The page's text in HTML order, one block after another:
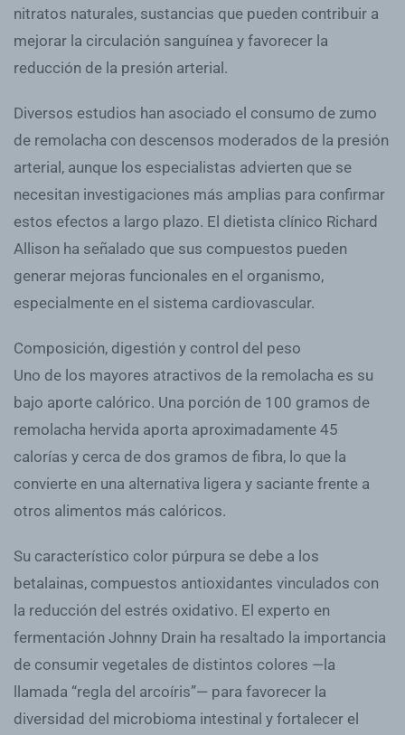
nitratos naturales, sustancias que pueden contribuir a
mejorar la circulación sanguínea y favorecer la
reducción de la presión arterial.
Diversos estudios han asociado el consumo de zumo
de remolacha con descensos moderados de la presión
arterial, aunque los especialistas advierten que se
necesitan investigaciones más amplias para confirmar
estos efectos a largo plazo. El dietista clínico Richard
Allison ha señalado que sus compuestos pueden
generar mejoras funcionales en el organismo,
especialmente en el sistema cardiovascular.
Composición, digestión y control del peso
Uno de los mayores atractivos de la remolacha es su
bajo aporte calórico. Una porción de 100 gramos de
remolacha hervida aporta aproximadamente 45
calorías y cerca de dos gramos de fibra, lo que la
convierte en una alternativa ligera y saciante frente a
otros alimentos más calóricos.
Su característico color púrpura se debe a los
betalainas, compuestos antioxidantes vinculados con
la reducción del estrés oxidativo. El experto en
fermentación Johnny Drain ha resaltado la importancia
de consumir vegetales de distintos colores —la
llamada “regla del arcoíris”— para favorecer la
diversidad del microbioma intestinal y fortalecer el